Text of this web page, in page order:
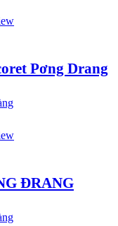
Pơng Drang
ĐRANG